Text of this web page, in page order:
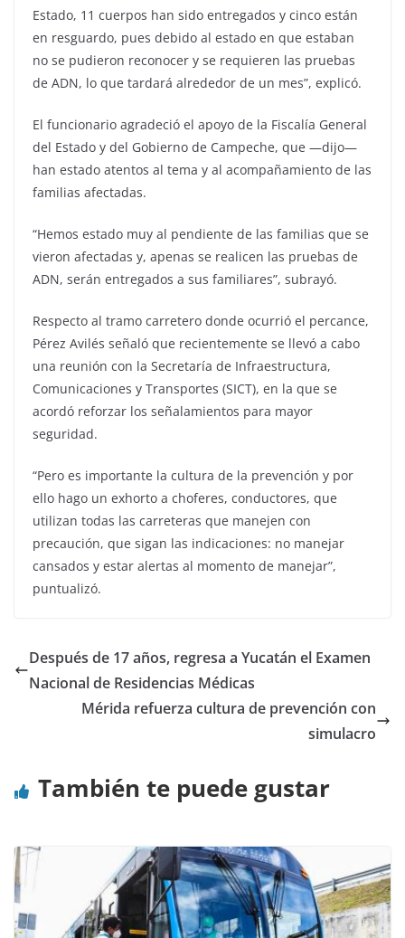
Estado, 11 cuerpos han sido entregados y cinco están
en resguardo, pues debido al estado en que estaban
no se pudieron reconocer y se requieren las pruebas
de ADN, lo que tardará alrededor de un mes”, explicó.
El funcionario agradeció el apoyo de la Fiscalía General
del Estado y del Gobierno de Campeche, que —dijo—
han estado atentos al tema y al acompañamiento de las
familias afectadas.
“Hemos estado muy al pendiente de las familias que se
vieron afectadas y, apenas se realicen las pruebas de
ADN, serán entregados a sus familiares”, subrayó.
Respecto al tramo carretero donde ocurrió el percance,
Pérez Avilés señaló que recientemente se llevó a cabo
una reunión con la Secretaría de Infraestructura,
Comunicaciones y Transportes (SICT), en la que se
acordó reforzar los señalamientos para mayor
seguridad.
“Pero es importante la cultura de la prevención y por
ello hago un exhorto a choferes, conductores, que
utilizan todas las carreteras que manejen con
precaución, que sigan las indicaciones: no manejar
cansados y estar alertas al momento de manejar”,
puntualizó.
Después de 17 años, regresa a Yucatán el Examen
Nacional de Residencias Médicas
Mérida refuerza cultura de prevención con
simulacro
También te puede gustar